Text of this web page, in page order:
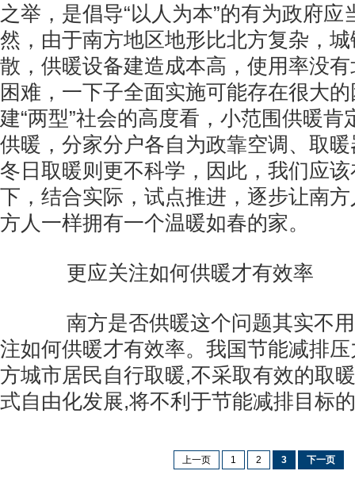
之举，是倡导“以人为本”的有为政府
然，由于南方地区地形比北方复杂，
散，供暖设备建造成本高，使用率没
困难，一下子全面实施可能存在很大
建“两型”社会的高度看，小范围供暖肯
供暖，分家分户各自为政靠空调、取
冬日取暖则更不科学，因此，我们应
下，结合实际，试点推进，逐步让南
方人一样拥有一个温暖如春的家。
更应关注如何供暖才有效率
南方是否供暖这个问题其实不用
注如何供暖才有效率。我国节能减排
方城市居民自行取暖,不采取有效的取
式自由化发展,将不利于节能减排目标
上一页 1 2 3 下一页